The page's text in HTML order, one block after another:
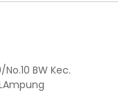
BW Kec.